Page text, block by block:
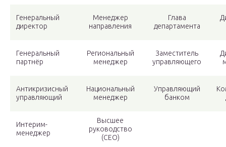
Генеральный
директор
Менеджер
направления
Глава
департамента
Генеральный
партнёр
Региональный
менеджер
Заместитель
управляющего
Антикризисный
управляющий
Национальный
менеджер
Управляющий
банком
Интерим-
менеджер
Высшее
руководство
(CEO)